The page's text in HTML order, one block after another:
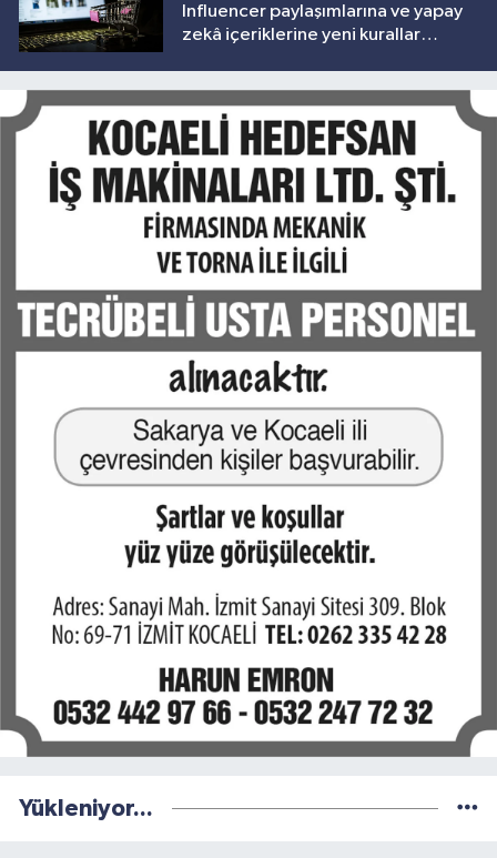
Influencer paylaşımlarına ve yapay
zekâ içeriklerine yeni kurallar
Yükleniyor...